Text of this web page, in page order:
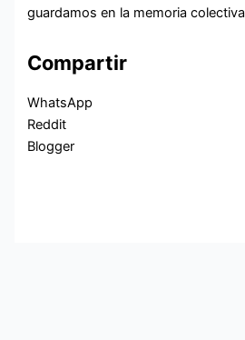
guardamos en la memoria colectiva
Compartir
WhatsApp
Reddit
Blogger